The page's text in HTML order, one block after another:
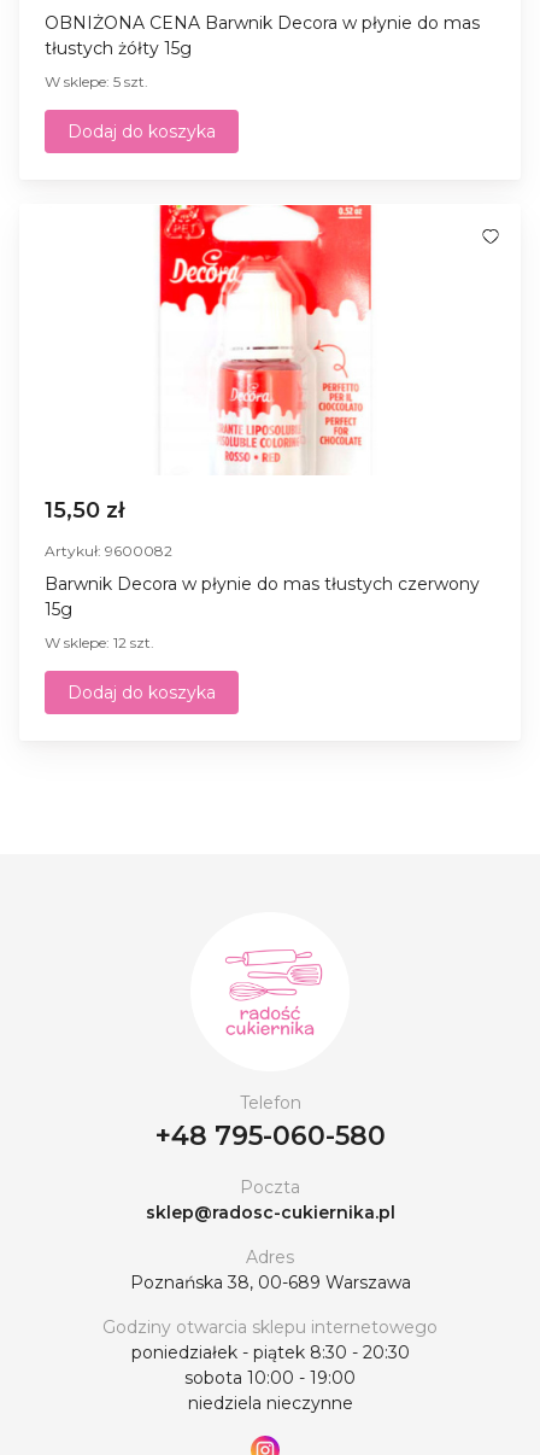
OBNIŻONA CENA Barwnik Decora w płynie do mas
tłustych żółty 15g
W sklepe: 5 szt.
Dodaj do koszyka
15,50 zł
Artykuł: 9600082
Barwnik Decora w płynie do mas tłustych czerwony
15g
W sklepe: 12 szt.
Dodaj do koszyka
Telefon
+48 795-060-580
Poczta
sklep@radosc-cukiernika.pl
Adres
Poznańska 38, 00-689 Warszawa
Godziny otwarcia sklepu internetowego
poniedziałek - piątek 8:30 - 20:30
sobota 10:00 - 19:00
niedziela nieczynne